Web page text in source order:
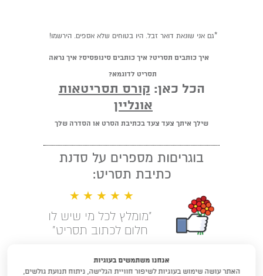
*גם אני שונאת דואר זבל. היו בטוחים שלא אספים. הירשמו!
איך כותבים תסריט? איך כותבים סינופסיס? איך נראה
תסריט לדוגמא?
הכל כאן: קורס תסריטאות
אונליין
שילך איתך צעד צעד בכתיבת הסרט או הסדרה שלך
בוגריםות מספרים על סדנת
כתיבת תסריט:
★ ★ ★ ★ ★
"מומלץ לכל מי שיש לו
חלום לכתוב תסריט"
אנחנו משתמשים בעוגיות
האתר עושה שימוש בעוגיות לשיפור חוויית הגלישה, ניתוח תנועת גולשים,